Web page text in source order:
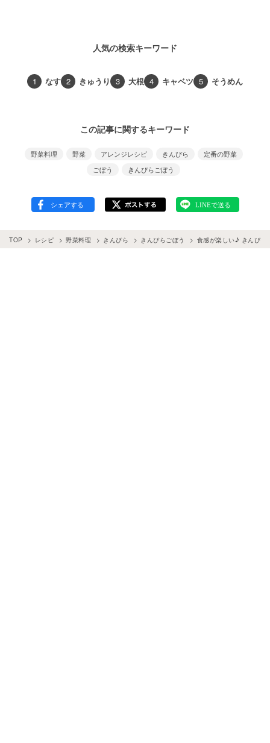
人気の検索キーワード
1 なす 2 きゅうり 3 大根 4 キャベツ 5 そうめん
この記事に関するキーワード
野菜料理 野菜 アレンジレシピ きんぴら
定番の野菜
ごぼう
きんぴらごぼう
TOP レシピ 野菜料理 きんぴら きんぴらごぼう 食感が楽しい♪ きんぴら